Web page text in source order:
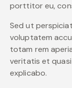
porttitor eu,
Sed ut
voluptatem
totam rem
veritatis et
explicabo.